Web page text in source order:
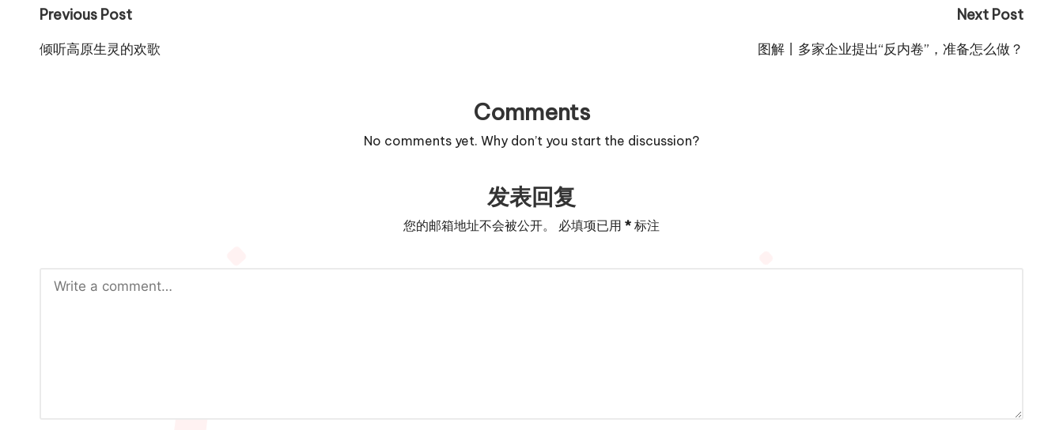
Post
navigation
Previous Post
倾听高原生灵的欢歌
Next Post
图解丨多家企业提出“反内卷”，准备怎么做？
Comments
No comments yet. Why don’t you start the discussion?
发表回复
您的邮箱地址不会被公开。 必填项已用 * 标注